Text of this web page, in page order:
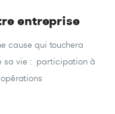
entreprise
cause qui touchera
sa vie : participation à